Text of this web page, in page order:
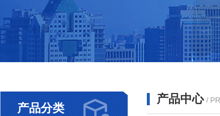
产品分类
产品中心 /